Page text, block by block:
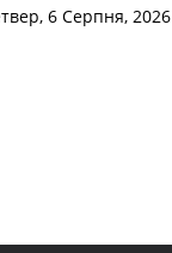
6 Серпня, 2026